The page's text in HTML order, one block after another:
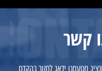
קשר
מטעמנו ידאג לחזור בהקדם